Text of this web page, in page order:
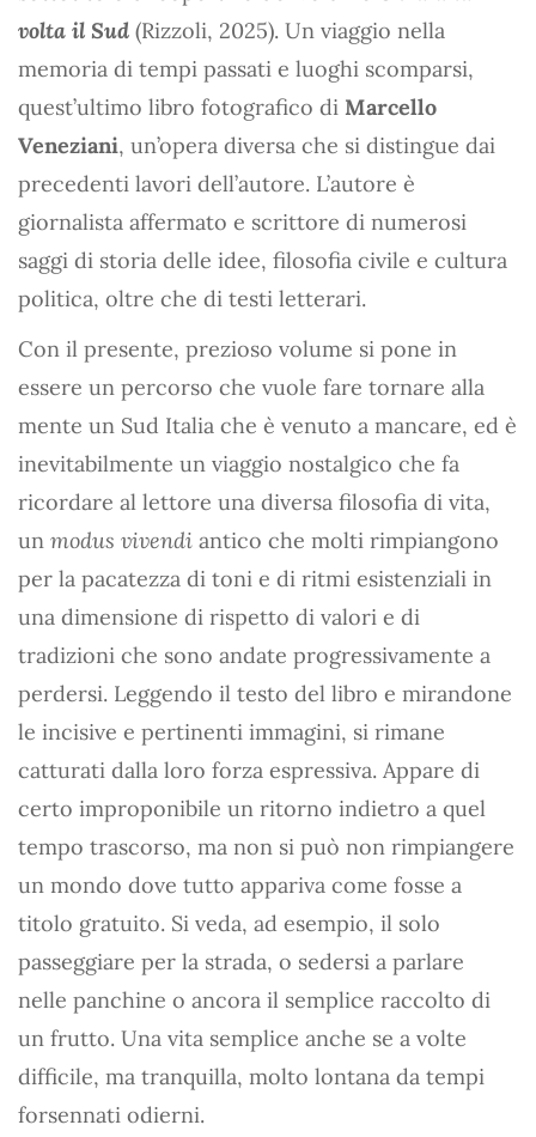
volta il Sud (Rizzoli, 2025). Un viaggio nella
memoria di tempi passati e luoghi scomparsi,
quest’ultimo libro fotografico di Marcello
Veneziani, un’opera diversa che si distingue dai
precedenti lavori dell’autore. L’autore è
giornalista affermato e scrittore di numerosi
saggi di storia delle idee, filosofia civile e cultura
politica, oltre che di testi letterari.
Con il presente, prezioso volume si pone in
essere un percorso che vuole fare tornare alla
mente un Sud Italia che è venuto a mancare, ed è
inevitabilmente un viaggio nostalgico che fa
ricordare al lettore una diversa filosofia di vita,
un modus vivendi antico che molti rimpiangono
per la pacatezza di toni e di ritmi esistenziali in
una dimensione di rispetto di valori e di
tradizioni che sono andate progressivamente a
perdersi. Leggendo il testo del libro e mirandone
le incisive e pertinenti immagini, si rimane
catturati dalla loro forza espressiva. Appare di
certo improponibile un ritorno indietro a quel
tempo trascorso, ma non si può non rimpiangere
un mondo dove tutto appariva come fosse a
titolo gratuito. Si veda, ad esempio, il solo
passeggiare per la strada, o sedersi a parlare
nelle panchine o ancora il semplice raccolto di
un frutto. Una vita semplice anche se a volte
difficile, ma tranquilla, molto lontana da tempi
forsennati odierni.